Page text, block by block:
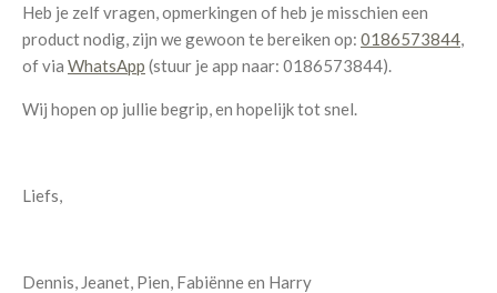
Heb je zelf vragen, opmerkingen of heb je misschien een
product nodig, zijn we gewoon te bereiken op: 0186573844,
of via WhatsApp (stuur je app naar: 0186573844).
Wij hopen op jullie begrip, en hopelijk tot snel.
Liefs,
Dennis, Jeanet, Pien, Fabiënne en Harry